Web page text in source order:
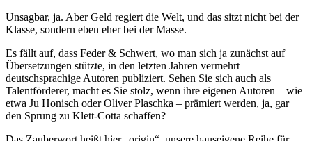
Unsagbar, ja. Aber Geld regiert die Welt, und das sitzt nicht bei der
Klasse, sondern eben eher bei der Masse.
Es fällt auf, dass Feder & Schwert, wo man sich ja zunächst auf
Übersetzungen stützte, in den letzten Jahren vermehrt
deutschsprachige Autoren publiziert. Sehen Sie sich auch als
Talentförderer, macht es Sie stolz, wenn ihre eigenen Autoren – wie
etwa Ju Honisch oder Oliver Plaschka – prämiert werden, ja, gar
den Sprung zu Klett-Cotta schaffen?